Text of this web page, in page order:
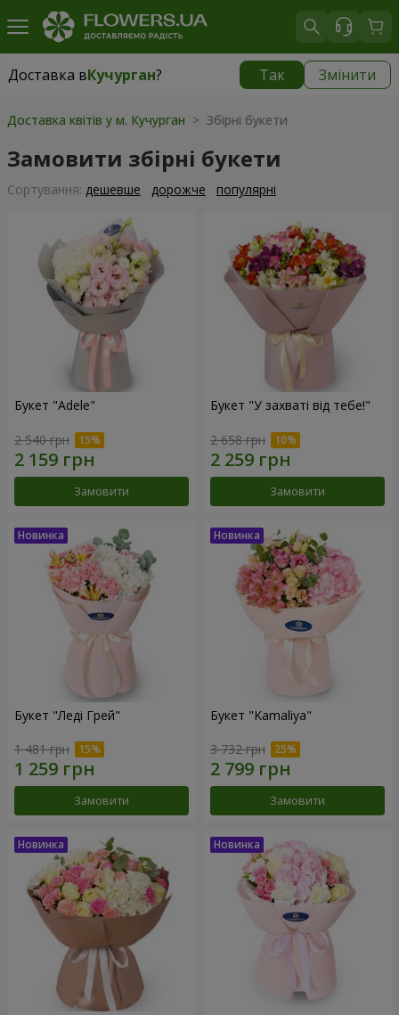
Доставка вКучурган? Так Змінити
Доставка вКучурган|
Доставка квітів у м. Кучурган > Збірні букети
Замовити збірні букети
Сортування: дешевше дорожче популярні
Букет "Adele"
2 540 грн
Замовити
Букет "У захваті від тебе!"
2 658 грн
Замовити
Букет "Леді Грей"
1 481 грн
Замовити
Букет "Kamaliya"
3 732 грн
Замовити